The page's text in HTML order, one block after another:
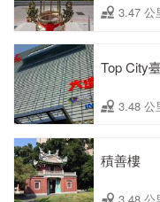
3.47 公
Top City
3.48 公
積善樓